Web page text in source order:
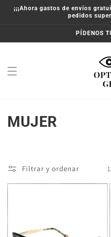
directamente
¡¡¡Ahora gastos de envíos
pedidos
PÍDENOS
C
c
MUJER
Filtrar y ordenar